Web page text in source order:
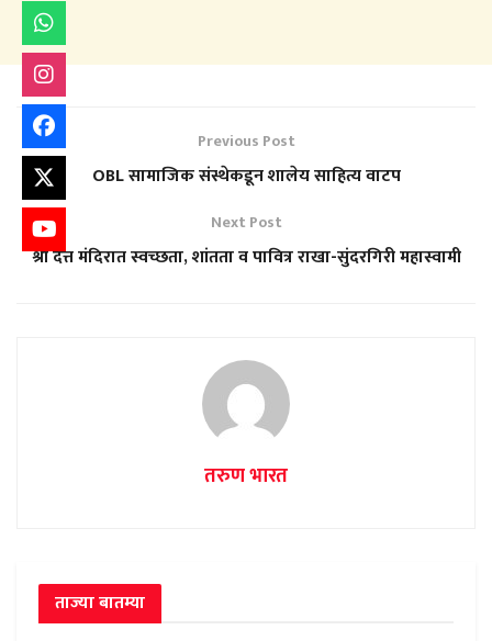
Previous Post
OBL सामाजिक संस्थेकडून शालेय साहित्य वाटप
Next Post
श्री दत्त मंदिरात स्वच्छता, शांतता व पावित्र राखा-सुंदरगिरी महास्वामी
तरुण भारत
ताज्या बातम्या